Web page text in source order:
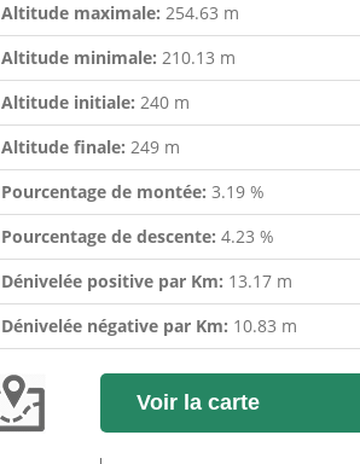
Altitude maximale: 254.63 m
Altitude minimale: 210.13 m
Altitude initiale: 240 m
Altitude finale: 249 m
Pourcentage de montée: 3.19 %
Pourcentage de descente: 4.23 %
Dénivelée positive par Km: 13.17 m
Dénivelée négative par Km: 10.83 m
Voir la carte